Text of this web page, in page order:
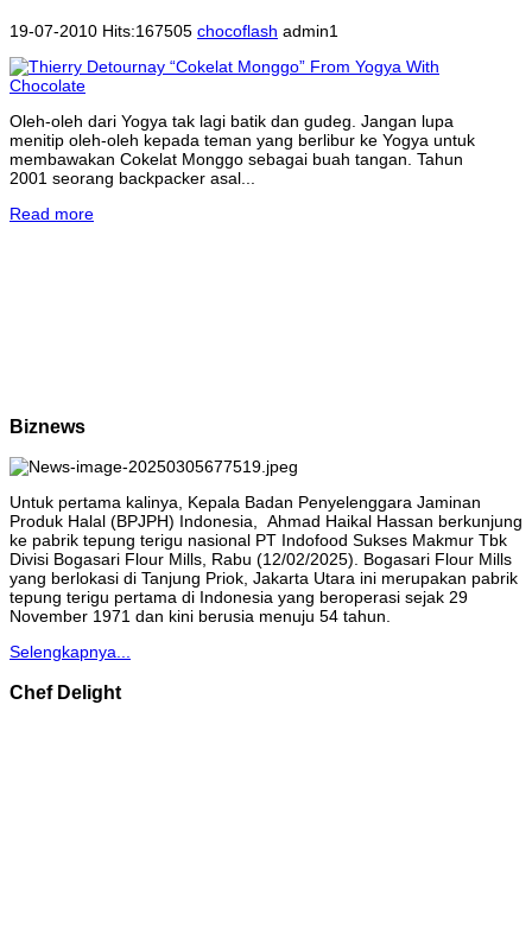
19-07-2010 Hits:167505 chocoflash admin1
Oleh-oleh dari Yogya tak lagi batik dan gudeg. Jangan lupa
menitip oleh-oleh kepada teman yang berlibur ke Yogya untuk
membawakan Cokelat Monggo sebagai buah tangan. Tahun
2001 seorang backpacker asal...
Read more
Biznews
Untuk pertama kalinya, Kepala Badan Penyelenggara Jaminan
Produk Halal (BPJPH) Indonesia, Ahmad Haikal Hassan berkunjung
ke pabrik tepung terigu nasional PT Indofood Sukses Makmur Tbk
Divisi Bogasari Flour Mills, Rabu (12/02/2025). Bogasari Flour Mills
yang berlokasi di Tanjung Priok, Jakarta Utara ini merupakan pabrik
tepung terigu pertama di Indonesia yang beroperasi sejak 29
November 1971 dan kini berusia menuju 54 tahun.
Selengkapnya...
Chef Delight